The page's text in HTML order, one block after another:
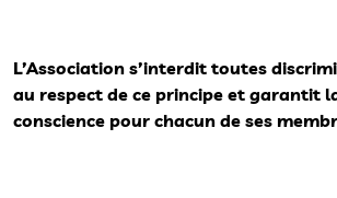
L’Association s’interdit toutes
au respect de ce principe et garantit
conscience pour chacun de ses